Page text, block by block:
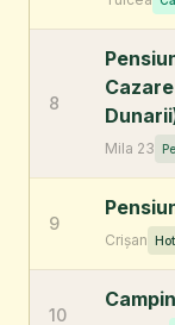
8
Mila 23
9
Crișan
10